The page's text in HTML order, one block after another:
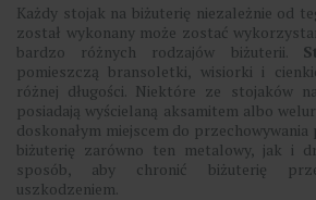
Każdy stojak na biżuterię niezależnie od
został wykonany może zostać
bardzo różnych rodzajów biżuterii.
pomieszczą bransoletki, wisiorki i
różnej długości. Niektóre ze stojaków
posiadają wyścielaną aksamitem albo
doskonałym miejscem do przechowywania
biżuterię zarówno ten metalowy, jak i
sposób, aby chronić biżuterię
uszkodzeniem.